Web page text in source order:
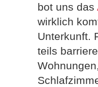
bot uns das
wirklich
Unterkunft.
teils